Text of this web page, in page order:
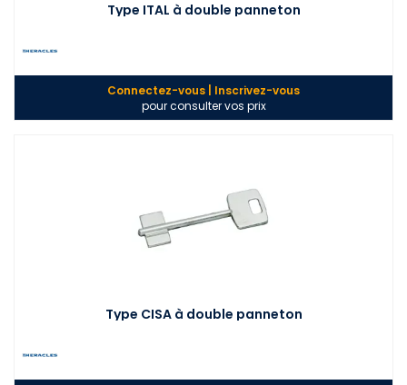
Type ITAL à double panneton
Connectez-vous | Inscrivez-vous
pour consulter vos prix
Type CISA à double panneton